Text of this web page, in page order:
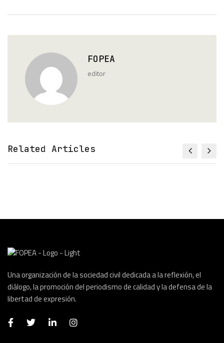
FOPEA
editor
Related Articles
Una organización de la sociedad civil dedicada a la reflexión, el
diálogo, la promoción del periodismo de calidad y la defensa de la
libertad de expresión.